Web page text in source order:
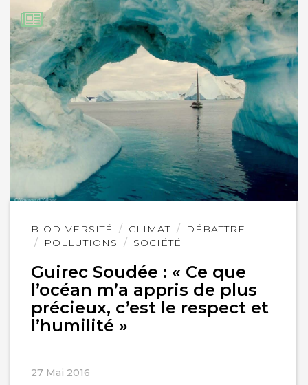
BIODIVERSITÉ CLIMAT
DÉBATTRE
POLLUTIONS
SOCIÉTÉ
Guirec Soudée : « Ce que
l’océan m’a appris de plus
précieux, c’est le respect et
l’humilité »
27 Mai 2016
Lire
l'article